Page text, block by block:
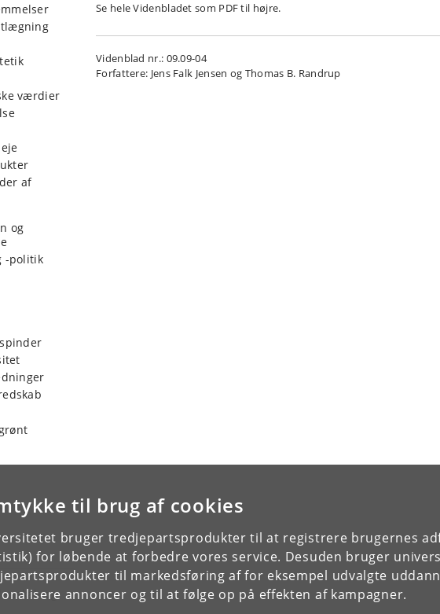
til brug af cookies
bruger tredjepartsprodukter til at registrere brugernes
for løbende at forbedre vores service. Desuden bruger
til markedsføring af for eksempel udvalgte
annoncer og til at følge op på effekten af kampagner.
værdier
af
og
-politik
og
Se hele Videnbladet som PDF til højre.
Videnblad nr.: 09.09-04
Forfattere: Jens Falk Jensen og Thomas B. Randrup